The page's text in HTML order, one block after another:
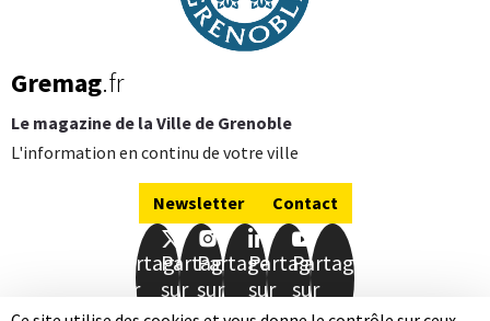
Gremag.fr
Le magazine de la Ville de Grenoble
L'information en continu de votre ville
Newsletter Contact
Partager
sur
Facebook
Partager
sur
Twitter
Partager
sur
Instagram
Partager
sur
LinkedIn
Partager
sur
Youtube